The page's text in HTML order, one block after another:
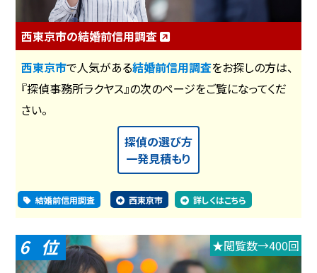
西東京市の結婚前信用調査
西東京市で人気がある結婚前信用調査をお探しの方は、
『探偵事務所ラクヤス』の次のページをご覧になってくだ
さい。
探偵の選び方
一発見積もり
結婚前信用調査 西東京市 詳しくはこちら
6 ★閲覧数→400回